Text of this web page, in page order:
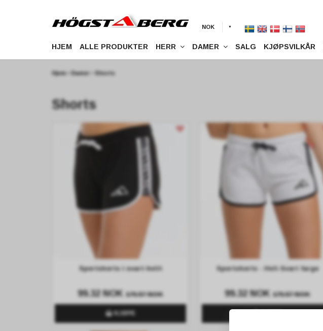
Hjem Damer Shorts
Shorts
Sportshorts i svart-hvitt
99.32 NOK179.57 NOK
KJØPE
Sportshorts - Hvit-Svart farge
99.32 NOK179.57 NOK
NOK
HJEM ALLE PRODUKTER HERR DAMER SALG KJØPSVILKÅR